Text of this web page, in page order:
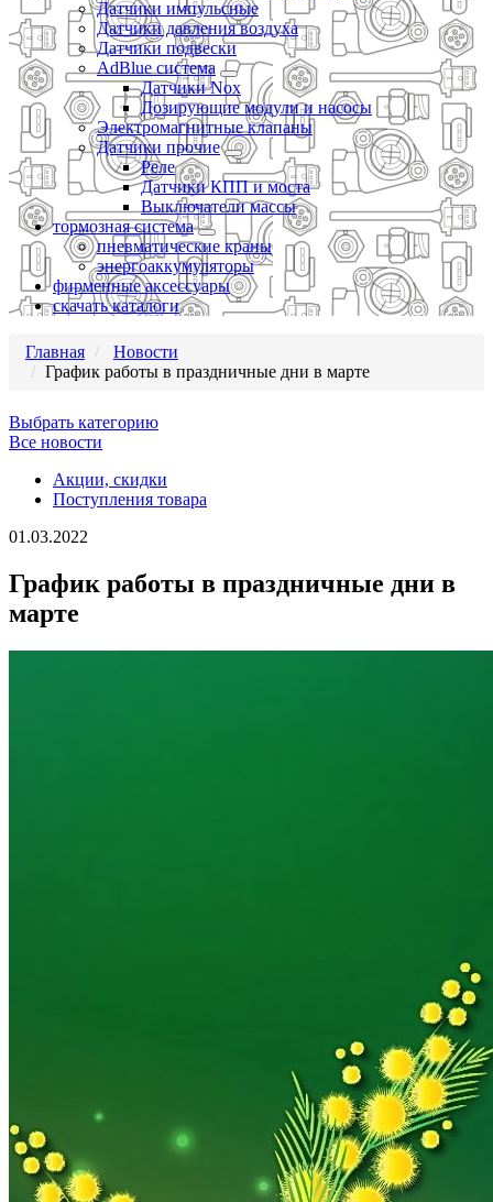
Датчики импульсные
Датчики давления воздуха
Датчики подвески
AdBlue система
Датчики Nox
Дозирующие модули и насосы
Электромагнитные клапаны
Датчики прочие
Реле
Датчики КПП и моста
Выключатели массы
тормозная система
пневматические краны
энергоаккумуляторы
фирменные аксессуары
скачать каталоги
Главная
Новости
График работы в праздничные дни в марте
Выбрать категорию
Все новости
Акции, скидки
Поступления товара
01.03.2022
График работы в праздничные дни в
марте